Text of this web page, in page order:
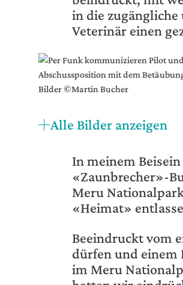
in die zugängliche
Veterinär einen
Alle Bilder anzeigen
In meinem
«Zaunbrecher»-
Meru
«Heimat»
Beeindruckt vom
dürfen und einem
im Meru